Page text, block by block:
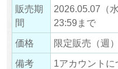
販売期
間
2026.05.07（
23:59まで
価格
限定販売（週
備考
1アカウントに